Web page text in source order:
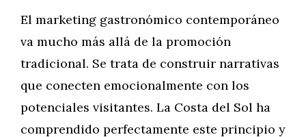
El marketing gastronómico contemporáneo
va mucho más allá de la promoción
tradicional. Se trata de construir narrativas
que conecten emocionalmente con los
potenciales visitantes. La Costa del Sol ha
comprendido perfectamente este principio y